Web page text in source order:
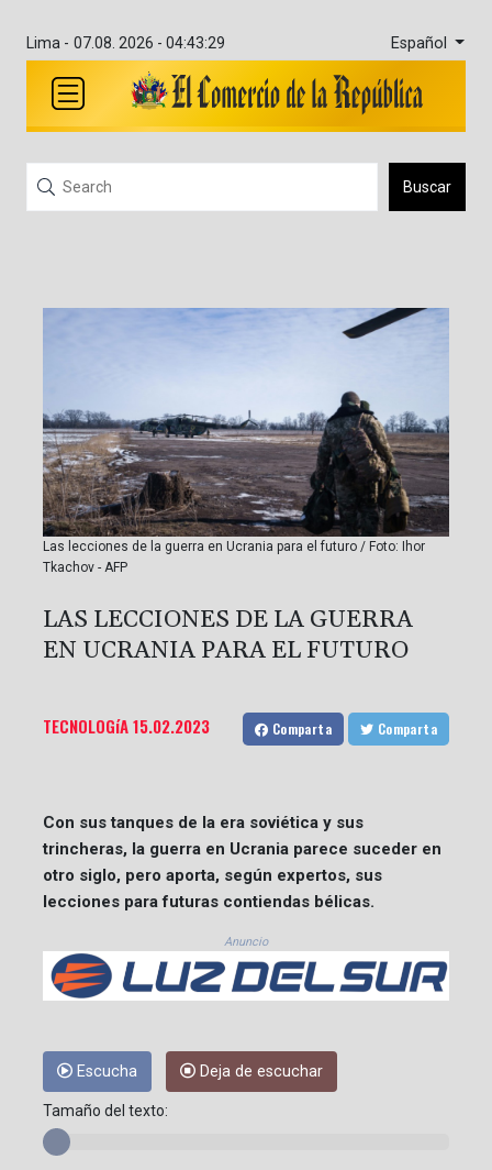
Lima - 07.08. 2026 - 04:43:30 Español
Buscar
Las lecciones de la guerra en Ucrania para el futuro / Foto: Ihor
Tkachov - AFP
LAS LECCIONES DE LA GUERRA
EN UCRANIA PARA EL FUTURO
TECNOLOGíA15.02.2023 Comparta Comparta
Con sus tanques de la era soviética y sus
trincheras, la guerra en Ucrania parece suceder en
otro siglo, pero aporta, según expertos, sus
lecciones para futuras contiendas bélicas.
Anuncio
Escucha Deja de escuchar
Tamaño del texto: